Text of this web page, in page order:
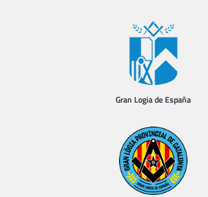
Gran Logia de España